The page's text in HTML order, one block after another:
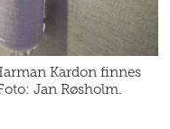
Kardon finnes
Jan Røsholm.